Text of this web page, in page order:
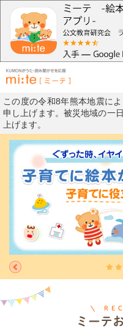
この度の令和8年熊本地震に
申し上げます。被災地域の一
上げます。
ミーテ